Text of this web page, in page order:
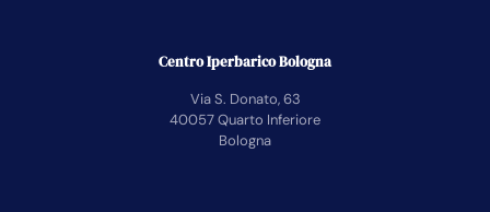
Centro Iperbarico Bologna
Via S. Donato, 63
40057 Quarto Inferiore
Bologna